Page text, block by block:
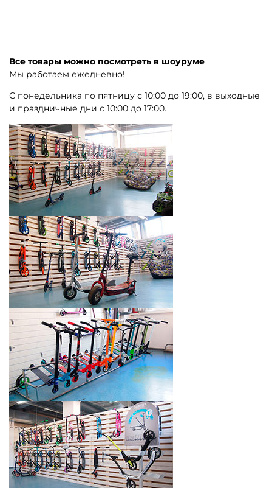
Все товары можно посмотреть в шоуруме
Мы работаем ежедневно!
С понедельника по пятницу с 10:00 до 19:00, в выходные
и праздничные дни с 10:00 до 17:00.